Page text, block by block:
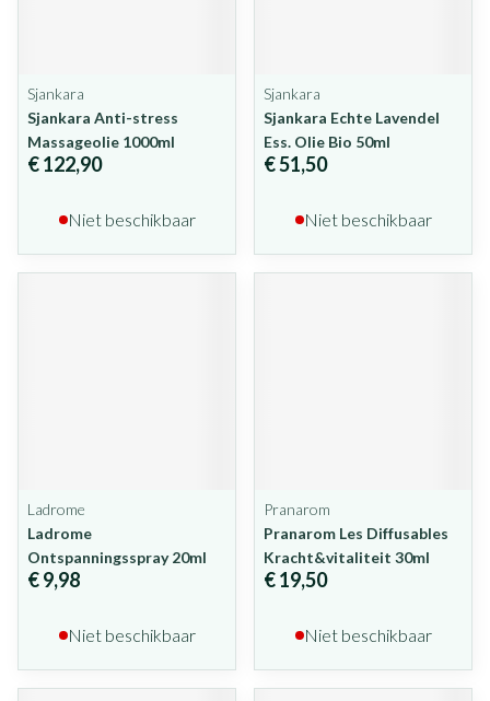
Sjankara
Sjankara Anti-stress
Massageolie 1000ml
€ 122,90
Niet beschikbaar
Sjankara
Sjankara Echte Lavendel
Ess. Olie Bio 50ml
€ 51,50
Niet beschikbaar
Ladrome
Ladrome
Ontspanningsspray 20ml
€ 9,98
Niet beschikbaar
Pranarom
Pranarom Les Diffusables
Kracht&vitaliteit 30ml
€ 19,50
Niet beschikbaar